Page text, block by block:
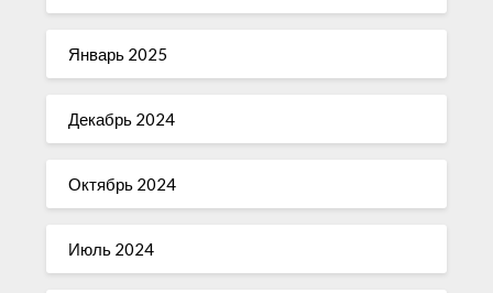
Январь 2025
Декабрь 2024
Октябрь 2024
Июль 2024